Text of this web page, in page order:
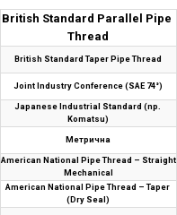
British Standard Parallel Pipe
Thread
British Standard Taper Pipe Thread
Joint Industry Conference (SAE 74°)
Japanese Industrial Standard (np.
Komatsu)
Метрична
American National Pipe Thread – Straight
Mechanical
American National Pipe Thread – Taper
(Dry Seal)